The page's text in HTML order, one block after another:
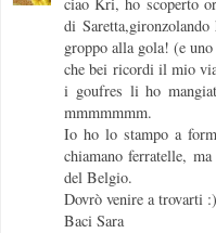
ciao Kri, ho scoperto
di
groppo alla gola! (e
che bei ricordi il mio
i goufres li ho
mmmmmmm.
Io ho lo stampo a
chiamano ferratelle,
del Belgio.
Dovrò venire a trovarti
Baci Sara